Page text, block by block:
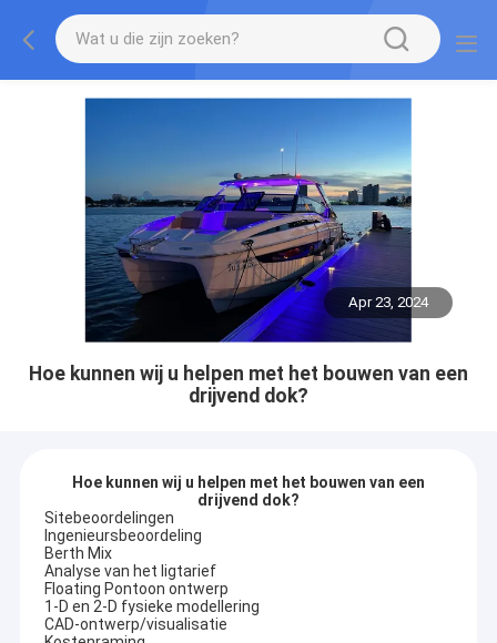
Apr 23, 2024
Hoe kunnen wij u helpen met het bouwen van een
drijvend dok?
Hoe kunnen wij u helpen met het bouwen van een
drijvend dok?
Sitebeoordelingen
Ingenieursbeoordeling
Berth Mix
Analyse van het ligtarief
Floating Pontoon ontwerp
1-D en 2-D fysieke modellering
CAD-ontwerp/visualisatie